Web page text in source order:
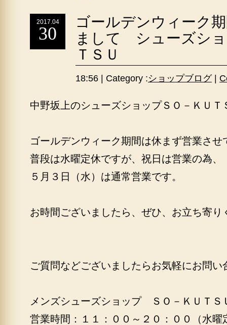
2017.04
30
ゴールデンウィーク
まして シューズシ
ＴＳＵ
18:56 | Category :ショップブログ|
中野坂上のシューズショップＳＯ－ＫＵＴ
ゴールデンウィーク期間は休まず営業させ
普段は水曜定休ですが、祝日は営業の為、
５月３日（水）は通常営業です。
お時間ございましたら、ぜひ、お立ち寄り
ご質問などございましたらお気軽にお問
メンズシューズショップ ＳＯ－ＫＵＴＳ
営業時間：１１：００～２０：００（水曜